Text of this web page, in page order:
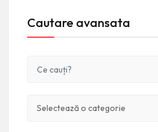
Cautare avansata